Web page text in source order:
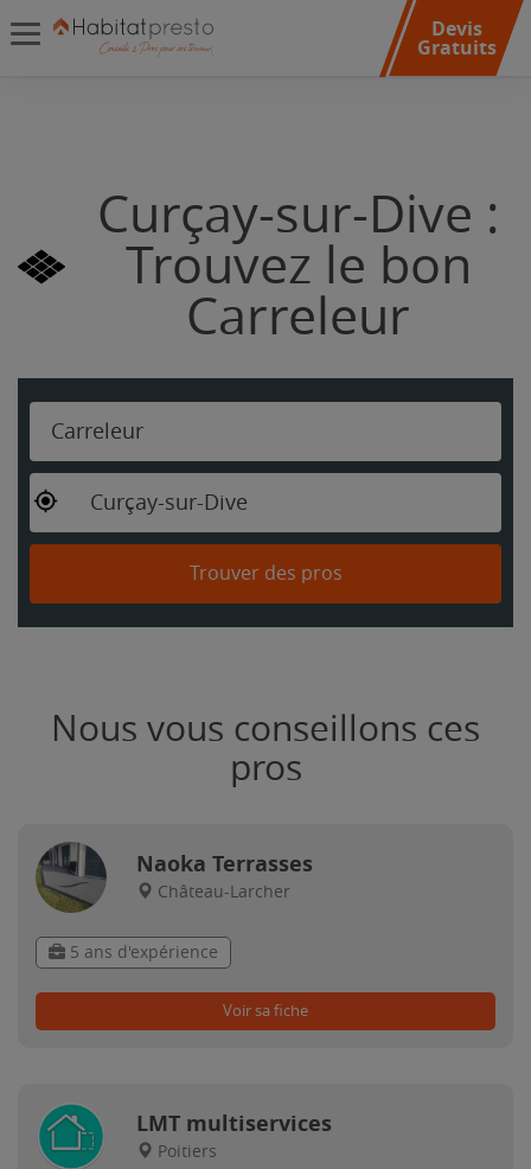
Devis
Gratuits
Curçay-sur-Dive :
Trouvez le bon
Carreleur
Carreleur
Curçay-sur-Dive
Trouver des pros
Nous vous conseillons ces
pros
Naoka Terrasses
Château-Larcher
5 ans d'expérience
Voir sa fiche
LMT multiservices
Poitiers